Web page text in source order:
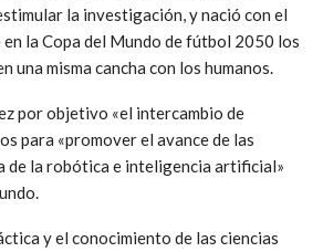
la investigación, y nació con el
la Copa del Mundo de fútbol 2050 los
una misma cancha con los humanos.
por objetivo «el intercambio de
para «promover el avance de las
de la robótica e inteligencia artificial»
y el conocimiento de las ciencias